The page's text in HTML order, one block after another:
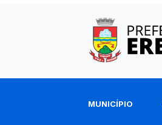
MUNICÍPIO